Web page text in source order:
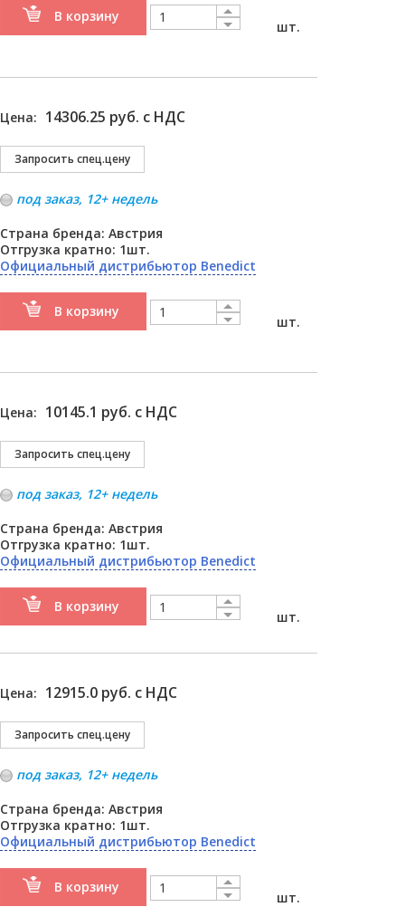
В корзину
шт.
Цена: 14306.25 руб. с НДС
под заказ, 12+ недель
Страна бренда: Австрия
Отгрузка кратно: 1шт.
Официальный дистрибьютор Benedict
В корзину
шт.
Цена: 10145.1 руб. с НДС
под заказ, 12+ недель
Страна бренда: Австрия
Отгрузка кратно: 1шт.
Официальный дистрибьютор Benedict
В корзину
шт.
Цена: 12915.0 руб. с НДС
под заказ, 12+ недель
Страна бренда: Австрия
Отгрузка кратно: 1шт.
Официальный дистрибьютор Benedict
В корзину
шт.